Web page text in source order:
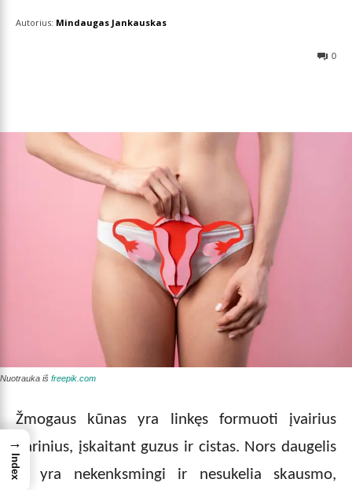
Autorius: Mindaugas Jankauskas
0
Nuotrauka iš freepik.com
Žmogaus kūnas yra linkęs formuoti įvairius
darinius, įskaitant guzus ir cistas. Nors daugelis
jų yra nekenksmingi ir nesukelia skausmo,
→
Index